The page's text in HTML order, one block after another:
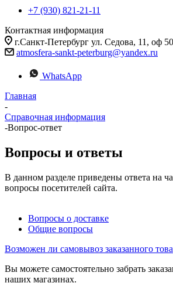
+7 (930) 821-21-11
Контактная информация
г.Санкт-Петербург ул. Седова, 11, оф
atmosfera-sankt-peterburg@yandex.ru
WhatsApp
Главная
-
Справочная информация
-Вопрос-ответ
Вопросы и ответы
В данном разделе приведены ответа на
вопросы посетителей сайта.
Вопросы о доставке
Общие вопросы
Возможен ли самовывоз заказанного
Вы можете самостоятельно забрать
наших магазинах.